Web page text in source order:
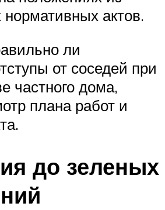
актов.
ли
от соседей при
частного дома,
плана работ и
до зеленых